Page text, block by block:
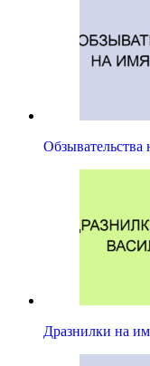
Дразнилки на